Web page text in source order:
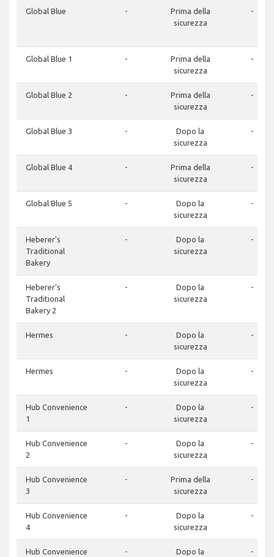
Global Blue -
Prima della
sicurezza
-
Global Blue 1 -
Prima della
sicurezza
-
Global Blue 2 -
Prima della
sicurezza
-
Global Blue 3 -
Dopo la
sicurezza
-
Global Blue 4 -
Prima della
sicurezza
-
Global Blue 5 -
Dopo la
sicurezza
-
Heberer's
Traditional
Bakery
-
Dopo la
sicurezza
-
Heberer's
Traditional
Bakery 2
-
Dopo la
sicurezza
-
Hermes -
Dopo la
sicurezza
-
Hermes -
Dopo la
sicurezza
-
Hub Convenience
1
-
Dopo la
sicurezza
-
Hub Convenience
2
-
Dopo la
sicurezza
-
Hub Convenience
3
-
Prima della
sicurezza
-
Hub Convenience
4
-
Dopo la
sicurezza
-
Hub Convenience
-
Dopo la
-